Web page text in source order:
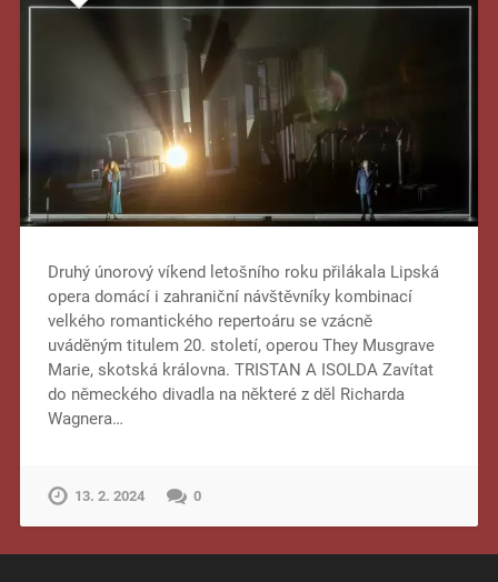
Druhý únorový víkend letošního roku přilákala Lipská
opera domácí i zahraniční návštěvníky kombinací
velkého romantického repertoáru se vzácně
uváděným titulem 20. století, operou They Musgrave
Marie, skotská královna. TRISTAN A ISOLDA Zavítat
do německého divadla na některé z děl Richarda
Wagnera…
13. 2. 2024 0